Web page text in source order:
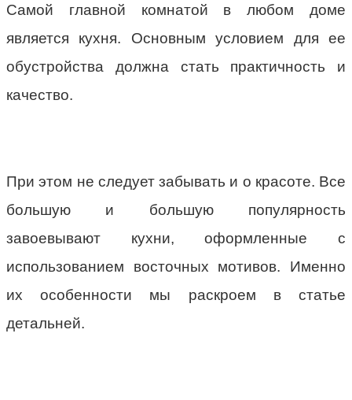
Самой главной комнатой в любом доме
является кухня. Основным условием для ее
обустройства должна стать практичность и
качество.
При этом не следует забывать и о красоте. Все
большую и большую популярность
завоевывают кухни, оформленные с
использованием восточных мотивов. Именно
их особенности мы раскроем в статье
детальней.